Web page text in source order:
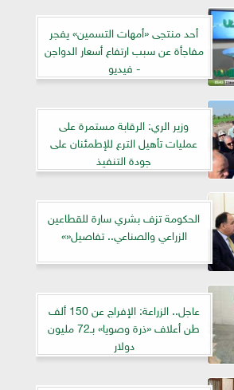
أحد منتجى «أمهات التسمين» يفجر
مفاجأة عن سبب ارتفاع أسعار الدواجن
- فيديو
وزير الري: الرقابة مستمرة على
عمليات تأهيل الترع للإطمئنان على
جودة التنفيذ
الحكومة تزف بشري سارة للقطاعين
الزراعي والصناعي.. تفاصيل«»
عاجل.. الزراعة: الإفراج عن 150 ألف
طن أعلاف «ذرة وصويا» بـ72 مليون
دولار